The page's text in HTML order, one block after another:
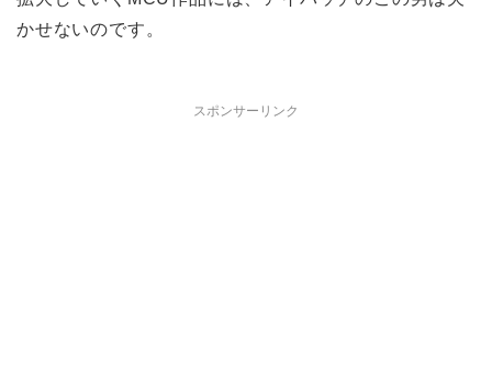
かせないのです。
スポンサーリンク